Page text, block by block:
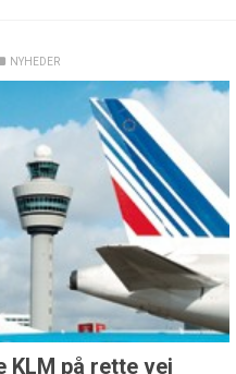
NYHEDER
KLM på rette vej